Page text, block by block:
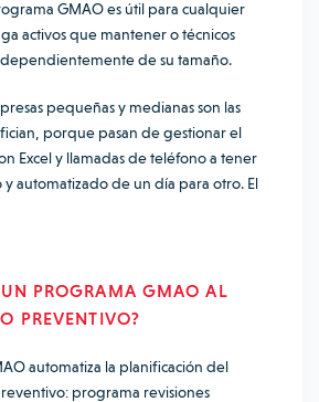
GMAO es útil para cualquier
activos que mantener o técnicos
de su tamaño.
pequeñas y medianas son las
porque pasan de gestionar el
Excel y llamadas de teléfono a tener
automatizado de un día para otro. El
PROGRAMA GMAO AL
PREVENTIVO?
automatiza la planificación del
programa revisiones